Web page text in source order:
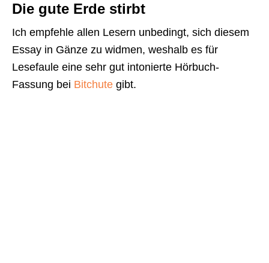
Die gute Erde stirbt
Ich empfehle allen Lesern unbedingt, sich diesem
Essay in Gänze zu widmen, weshalb es für
Lesefaule eine sehr gut intonierte Hörbuch-
Fassung bei Bitchute gibt.